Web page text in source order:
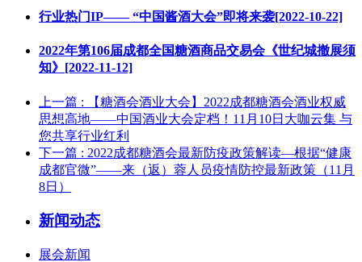
行业热门IP—— “中国酱酒大会”即将来袭[2022-10-22]
2022年第106届成都全国糖酒商品交易会《世纪城撤展须
知》[2022-11-12]
上一篇 : 【糖酒会酒业大会】2022成都糖酒会酒业权威
思想高地——中国酒业大会定档！11月10日大咖云集 与
您共享行业红利
下一篇 : 2022成都糖酒会最新防疫政策解读—根据“健康
成都官微”——来（返）蓉人员疫情防控最新政策（11月
8日）
新闻动态
展会新闻